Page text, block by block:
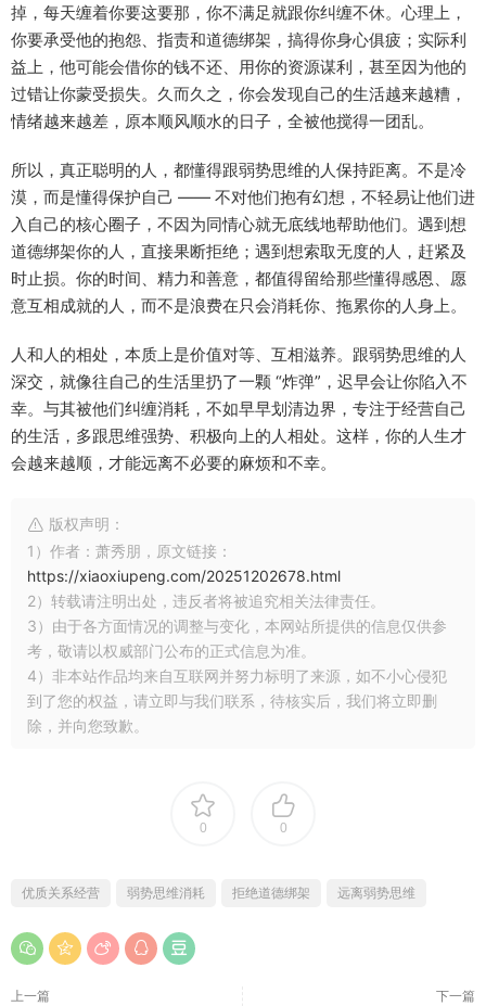
掉，每天缠着你要这要那，你不满足就跟你纠缠不休。心理上，
你要承受他的抱怨、指责和道德绑架，搞得你身心俱疲；实际利
益上，他可能会借你的钱不还、用你的资源谋利，甚至因为他的
过错让你蒙受损失。久而久之，你会发现自己的生活越来越糟，
情绪越来越差，原本顺风顺水的日子，全被他搅得一团乱。​
所以，真正聪明的人，都懂得跟弱势思维的人保持距离。不是冷
漠，而是懂得保护自己 —— 不对他们抱有幻想，不轻易让他们进
入自己的核心圈子，不因为同情心就无底线地帮助他们。遇到想
道德绑架你的人，直接果断拒绝；遇到想索取无度的人，赶紧及
时止损。你的时间、精力和善意，都值得留给那些懂得感恩、愿
意互相成就的人，而不是浪费在只会消耗你、拖累你的人身上。​
人和人的相处，本质上是价值对等、互相滋养。跟弱势思维的人
深交，就像往自己的生活里扔了一颗 “炸弹”，迟早会让你陷入不
幸。与其被他们纠缠消耗，不如早早划清边界，专注于经营自己
的生活，多跟思维强势、积极向上的人相处。这样，你的人生才
会越来越顺，才能远离不必要的麻烦和不幸。
版权声明：
1）作者：萧秀朋，原文链接：
https://xiaoxiupeng.com/20251202678.html
2）转载请注明出处，违反者将被追究相关法律责任。
3）由于各方面情况的调整与变化，本网站所提供的信息仅供参
考，敬请以权威部门公布的正式信息为准。
4）非本站作品均来自互联网并努力标明了来源，如不小心侵犯
到了您的权益，请立即与我们联系，待核实后，我们将立即删
除，并向您致歉。
0 0
优质关系经营 弱势思维消耗 拒绝道德绑架 远离弱势思维
上一篇 下一篇